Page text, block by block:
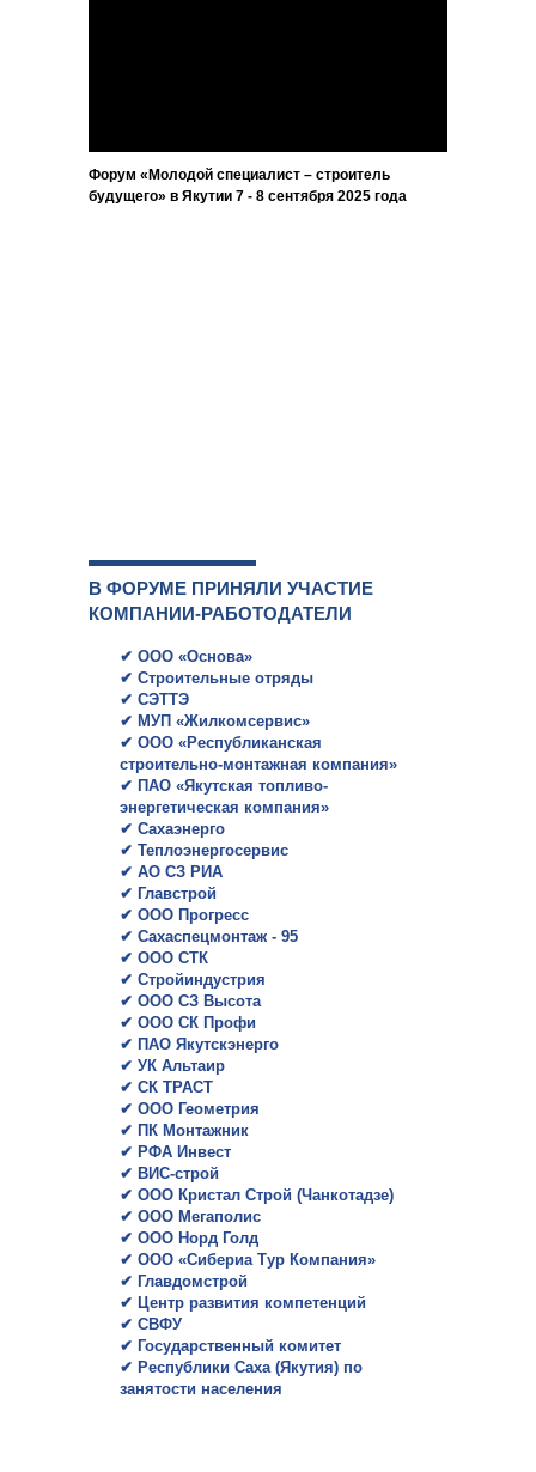
Форум «Молодой специалист – строитель
будущего» в Якутии 7 - 8 сентября 2025 года
✔ ООО «Основа»
✔ Строительные отряды
✔ СЭТТЭ
✔ МУП «Жилкомсервис»
✔ ООО «Республиканская
строительно-монтажная компания»
✔ ПАО «Якутская топливо-
энергетическая компания»
✔ Сахаэнерго
✔ Теплоэнергосервис
✔ АО СЗ РИА
✔ Главстрой
✔ ООО Прогресс
✔ Сахаспецмонтаж - 95
✔ ООО СТК
✔ Стройиндустрия
✔ ООО СЗ Высота
✔ ООО СК Профи
✔ ПАО Якутскэнерго
✔ УК Альтаир
✔ СК ТРАСТ
✔ ООО Геометрия
✔ ПК Монтажник
✔ РФА Инвест
✔ ВИС-строй
✔ ООО Кристал Строй (Чанкотадзе)
✔ ООО Мегаполис
✔ ООО Норд Голд
✔ ООО «Сибериа Тур Компания»
✔ Главдомстрой
✔ Центр развития компетенций
✔ СВФУ
✔ Государственный комитет
✔ Республики Саха (Якутия) по
занятости населения
В ФОРУМЕ ПРИНЯЛИ УЧАСТИЕ
КОМПАНИИ-РАБОТОДАТЕЛИ